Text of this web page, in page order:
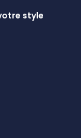
style